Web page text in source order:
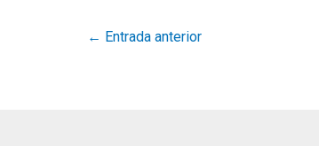
← Entrada anterior